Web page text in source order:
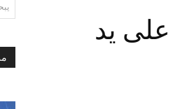
على يد